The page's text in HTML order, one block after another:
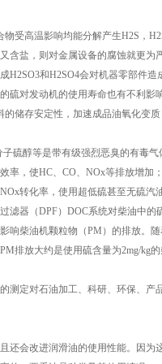
高温影响均能分解产生H2S，
含盐，则对金属设备的腐蚀就更
H2SO3和H2SO4会对机器零部件
硫对发动机的使用寿命也有不利影
存安定性，加速成品油氧化变
醇等是带有级强烈恶臭的有毒气
，使HC、CO、NOx等排放增加
转化率，使用超低硫甚至无硫汽
器（DPF）DOC系统对柴油中的
响柴油机颗粒物（PM）的排放。
排放大约是使用硫含量为2mg/kg的
定对石油加工、科研、环保、产
会改进润滑油的使用性能。因为